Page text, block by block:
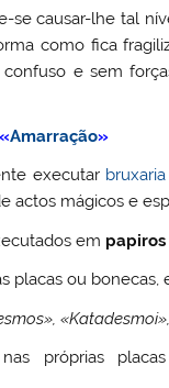
causar-lhe tal
como fica
e sem
Amarração»
executar bruxaria
actos mágicos e
em papiros
placas ou
próprias